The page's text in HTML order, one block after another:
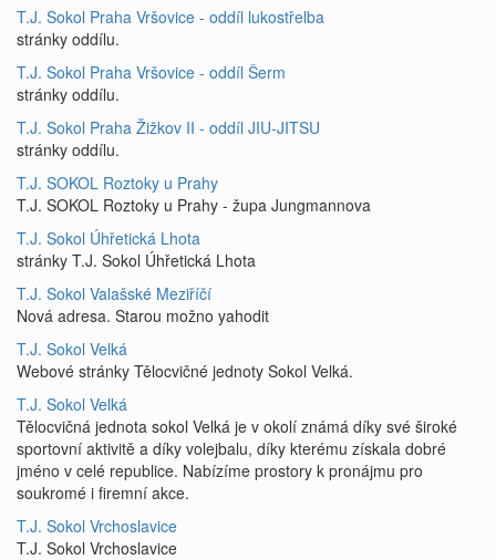
T.J. Sokol Praha Vršovice - oddíl lukostřelba
stránky oddílu.
T.J. Sokol Praha Vršovice - oddíl Šerm
stránky oddílu.
T.J. Sokol Praha Žižkov II - oddíl JIU-JITSU
stránky oddílu.
T.J. SOKOL Roztoky u Prahy
T.J. SOKOL Roztoky u Prahy - župa Jungmannova
T.J. Sokol Úhřetická Lhota
stránky T.J. Sokol Úhřetická Lhota
T.J. Sokol Valašské Meziříčí
Nová adresa. Starou možno yahodit
T.J. Sokol Velká
Webové stránky Tělocvičné jednoty Sokol Velká.
T.J. Sokol Velká
Tělocvičná jednota sokol Velká je v okolí známá díky své široké
sportovní aktivitě a díky volejbalu, díky kterému získala dobré
jméno v celé republice. Nabízíme prostory k pronájmu pro
soukromé i firemní akce.
T.J. Sokol Vrchoslavice
T.J. Sokol Vrchoslavice